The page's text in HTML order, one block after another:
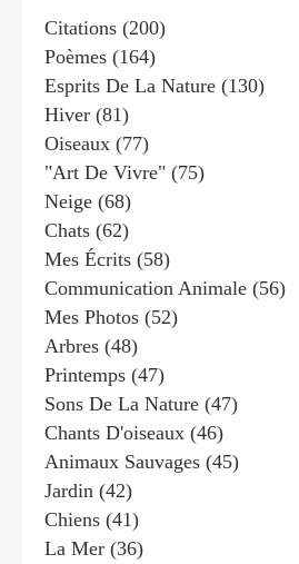
Citations (200)
Poèmes (164)
Esprits De La Nature (130)
Hiver (81)
Oiseaux (77)
"art De Vivre" (75)
Neige (68)
Chats (62)
Mes Écrits (58)
Communication Animale (56)
Mes Photos (52)
Arbres (48)
Printemps (47)
Sons De La Nature (47)
Chants D'oiseaux (46)
Animaux Sauvages (45)
Jardin (42)
Chiens (41)
La Mer (36)